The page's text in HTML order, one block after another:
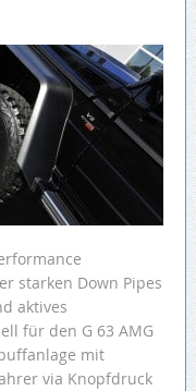
starken Down Pipes
aktives
für den G 63 AMG
mit
via Knopfdruck